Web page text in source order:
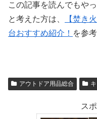
この記事を読んでもや
と考えた方は、
【焚き
台おすすめ紹介！ を参
アウトドア用品総合
ス